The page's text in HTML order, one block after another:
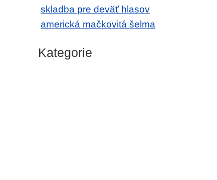
skladba pre deväť hlasov
americká mačkovitá šelma
Kategorie